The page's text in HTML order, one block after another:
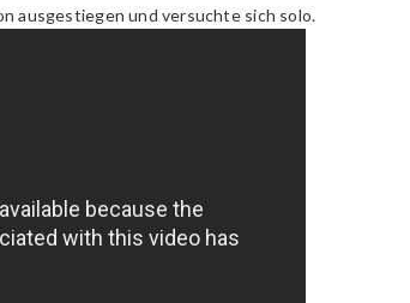
ausgestiegen und versuchte sich solo.